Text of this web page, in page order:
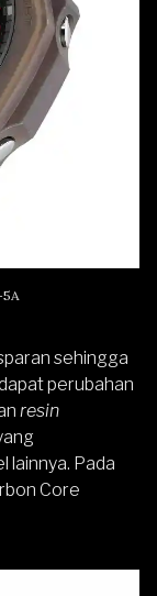
sehingga
perubahan
resin
lainnya. Pada
Core